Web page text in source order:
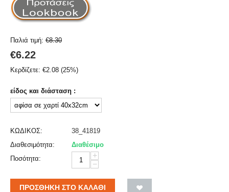
Παλιά τιμή: €8.30
€6.22
Κερδίζετε: €2.08 (25%)
είδος και διάσταση :
ΚΩΔΙΚΟΣ:
38_41819
Διαθεσιμότητα:
Διαθέσιμο
Ποσότητα:
+
−
ΠΡΟΣΘΉΚΗ ΣΤΟ ΚΑΛΆΘΙ